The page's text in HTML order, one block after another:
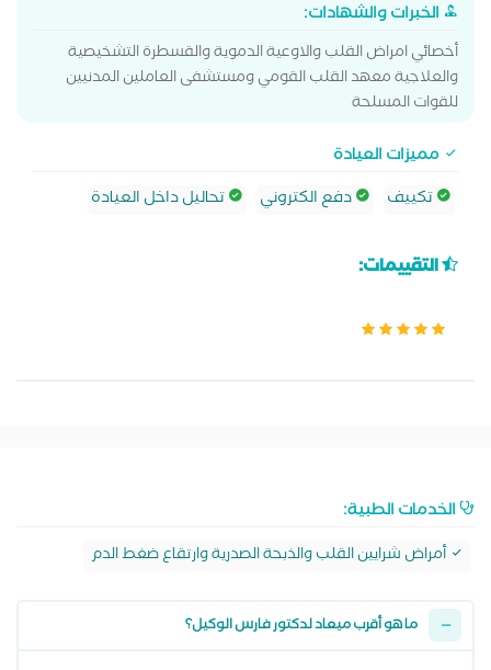
الخبرات والشهادات:
أخصائي امراض القلب والاوعية الدموية والقسطرة التشخيصية
والعلاجية معهد القلب القومي ومستشفى العاملين المدنيين
للقوات المسلحة
مميزات العيادة
تكييف
دفع الكتروني تحاليل داخل العيادة
التقييمات:
الخدمات الطبية:
أمراض شرايين القلب والذبحة الصدرية وارتقاع ضغط الدم
ما هو أقرب ميعاد لدكتور فارس الوكيل؟